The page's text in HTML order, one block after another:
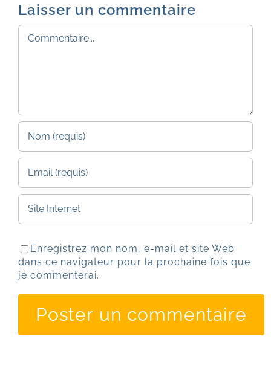
Laisser un commentaire
Commentaire
Enregistrez mon nom, e-mail et site Web
dans ce navigateur pour la prochaine fois que
je commenterai.